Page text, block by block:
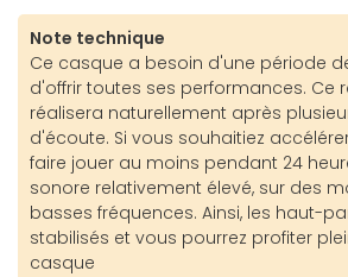
Note technique
Ce casque a besoin d'une période
d'offrir toutes ses performances. Ce
réalisera naturellement après
d'écoute. Si vous souhaitiez
faire jouer au moins pendant 24
sonore relativement élevé, sur des
basses fréquences. Ainsi, les haut-
stabilisés et vous pourrez profiter
casque